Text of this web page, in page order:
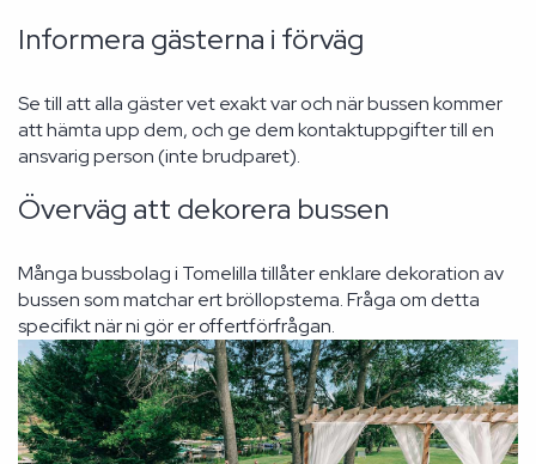
Informera gästerna i förväg
Se till att alla gäster vet exakt var och när bussen kommer
att hämta upp dem, och ge dem kontaktuppgifter till en
ansvarig person (inte brudparet).
Överväg att dekorera bussen
Många bussbolag i Tomelilla tillåter enklare dekoration av
bussen som matchar ert bröllopstema. Fråga om detta
specifikt när ni gör er offertförfrågan.